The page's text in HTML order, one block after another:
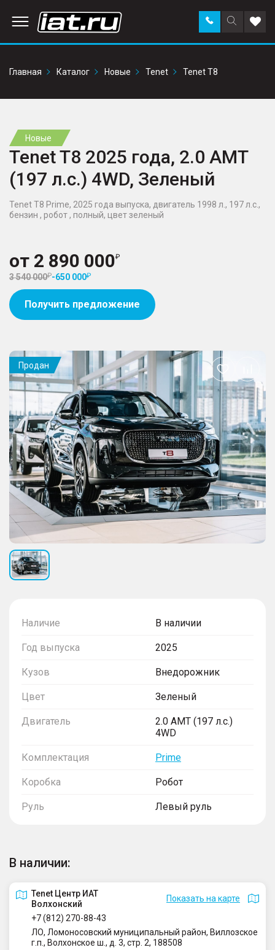
Поиск
по
Заказать
звонок в
Главная
Каталог Новые Tenet Tenet T8
Новые
Tenet T8 2025 года, 2.0 AMT
(197 л.с.) 4WD, Зеленый
Tenet T8 Prime, 2025 года выпуска, двигатель 1998 л., 197 л.с.,
бензин , робот , полный, цвет зеленый
от 2 890 000
3 540 000 -650 000
Получить предложение
Наличие В наличии
Год выпуска 2025
Кузов Внедорожник
Цвет Зеленый
Двигатель
2.0 AMT (197 л.с.)
4WD
Комплектация Prime
Коробка Робот
Руль Левый руль
В наличии:
Tenet Центр ИАТ
Волхонский
Показать на карте
+7 (812) 270-88-43
ЛО, Ломоносовский муниципальный район, Виллозское
г.п., Волхонское ш., д. 3, стр. 2, 188508
Продан
Добавить
в
избранное